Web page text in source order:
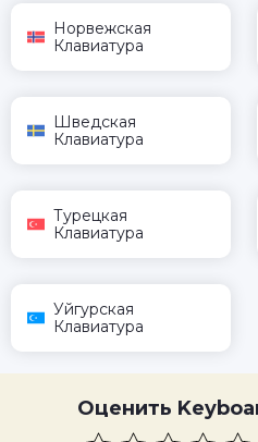
Норвежская
Клавиатура
Шведская
Клавиатура
Турецкая
Клавиатура
Уйгурская
Клавиатура
Оценить